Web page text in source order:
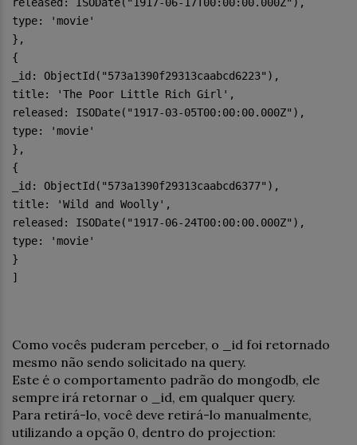
type: 'movie'
},
{
_id: ObjectId("573a1390f29313caabcd6223"),
title: 'The Poor Little Rich Girl',
released: ISODate("1917-03-05T00:00:00.000Z"),
type: 'movie'
},
{
_id: ObjectId("573a1390f29313caabcd6377"),
title: 'Wild and Woolly',
released: ISODate("1917-06-24T00:00:00.000Z"),
type: 'movie'
}
]
Como vocês puderam perceber, o _id foi retornado
mesmo não sendo solicitado na query.
Este é o comportamento padrão do mongodb, ele
sempre irá retornar o _id, em qualquer query.
Para retirá-lo, você deve retirá-lo manualmente,
utilizando a opção 0, dentro do projection: